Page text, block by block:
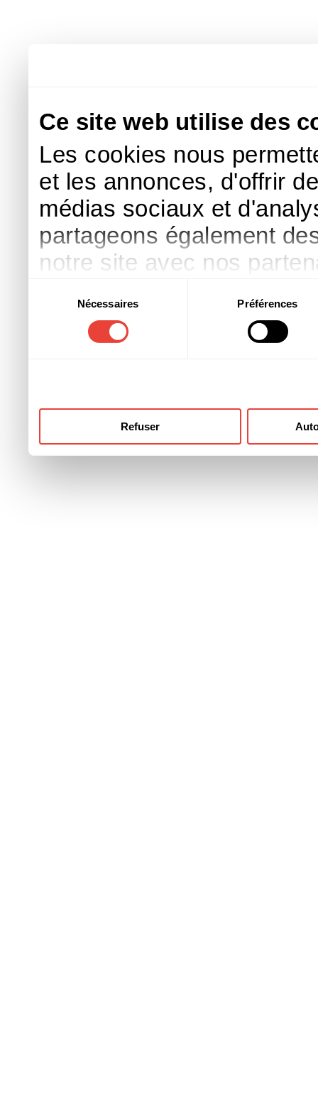
Ce site web utilise des
Les cookies nous
et les annonces, d'offrir
médias sociaux et
partageons également
notre site avec nos
d'autres informations
ont collectées lors de
consentement
Nécessaires Préférences
Refuser